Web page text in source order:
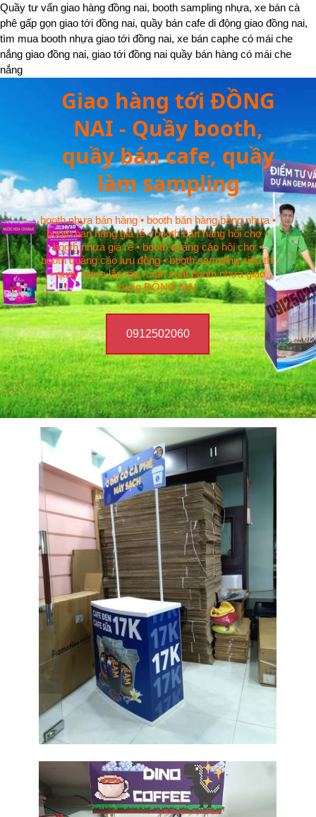
Quầy tư vấn giao hàng đồng nai, booth sampling nhựa, xe bán cà
phê gấp gọn giao tới đồng nai, quầy bán cafe di động giao đồng nai,
tìm mua booth nhựa giao tới đồng nai, xe bán caphe có mái che
nắng giao đồng nai, giao tới đồng nai quầy bán hàng có mái che
nắng
Giao hàng tới ĐỒNG
NAI - Quầy booth,
quầy bán cafe, quầy
làm sampling
booth nhựa bán hàng • booth bán hàng bằng nhựa •
booth ban hàng giá rẻ • booth bán hàng hội chợ •
booth nhựa giá rẻ • booth quảng cáo hội chợ •
booth quảng cáo lưu động • booth sampling siêu thị
• quầy nhựa lắp ráp • sản xuất booth nhựa giao
hàng ĐỒNG NAI
0912502060